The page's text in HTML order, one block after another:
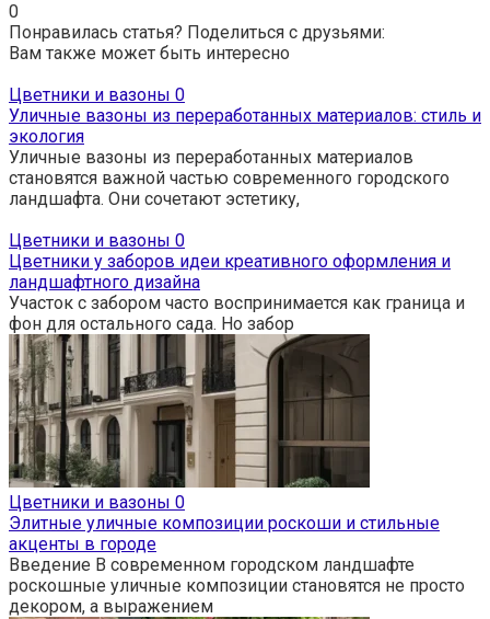
0
Понравилась статья? Поделиться с друзьями:
Вам также может быть интересно
Цветники и вазоны 0
Уличные вазоны из переработанных материалов: стиль и
экология
Уличные вазоны из переработанных материалов
становятся важной частью современного городского
ландшафта. Они сочетают эстетику,
Цветники и вазоны 0
Цветники у заборов идеи креативного оформления и
ландшафтного дизайна
Участок с забором часто воспринимается как граница и
фон для остального сада. Но забор
Цветники и вазоны 0
Элитные уличные композиции роскоши и стильные
акценты в городе
Введение В современном городском ландшафте
роскошные уличные композиции становятся не просто
декором, а выражением